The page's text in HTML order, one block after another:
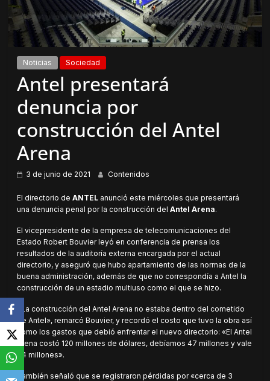
Noticias Sociedad
Antel presentará
denuncia por
construcción del Antel
Arena
3 de junio de 2021 Contenidos
El directorio deANTEL anunció este miércoles que presentará
una denuncia penal por la construcción delAntel Arena.
El vicepresidente de la empresa de telecomunicaciones del
Estado Robert Bouvier leyó en conferencia de prensa los
resultados de la auditoría externa encargada por el actual
directorio, y aseguró que hubo apartamiento de las normas de la
buena administración, además de que no correspondía a Antel la
construcción de un estadio multiuso como el que se hizo.
«La construcción del Antel Arena no estaba dentro del cometido
de Antel», remarcó Bouvier, y recordó el costo que tuvo la obra así
como los gastos que debió enfrentar el nuevo directorio: «El Antel
Arena costó 120 millones de dólares, debíamos 47 millones y vale
34 millones».
También señaló que se registraron pérdidas por «cerca de 3